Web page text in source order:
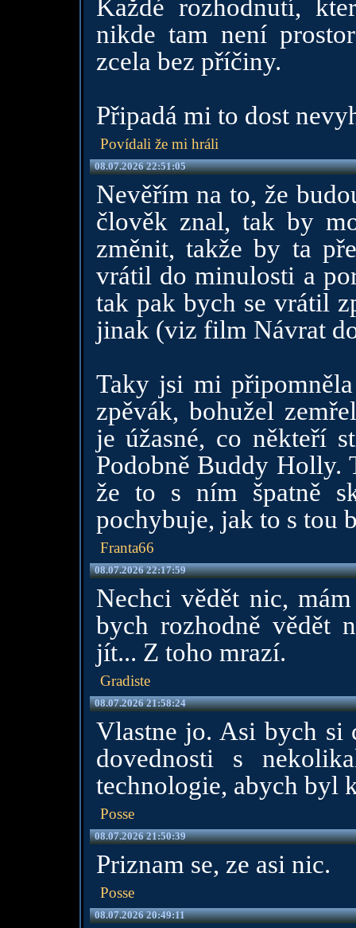
Každé rozhodnutí,
nikde tam není
zcela bez příčiny.
Připadá mi to dost
Povídali že mi hráli
08.07.2026 22:51:05
Nevěřím na to, že
člověk znal, tak by
změnit, takže by ta
vrátil do minulosti a
tak pak bych se vrátil
jinak (viz film Návrat
Taky jsi mi
zpěvák, bohužel
je úžasné, co někteří
Podobně Buddy Holly.
že to s ním špatně
pochybuje, jak to s tou
Franta66
08.07.2026 22:17:59
Nechci vědět nic,
bych rozhodně vědět
jít... Z toho mrazí.
Gradiste
08.07.2026 21:58:24
Vlastne jo. Asi bych si
dovednosti s
technologie, abych byl
Posse
08.07.2026 21:50:39
Priznam se, ze asi nic.
Posse
08.07.2026 20:49:11